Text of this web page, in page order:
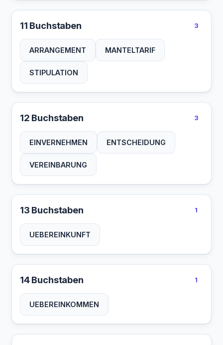
11 Buchstaben 3
ARRANGEMENT MANTELTARIF
STIPULATION
12 Buchstaben 3
EINVERNEHMEN ENTSCHEIDUNG
VEREINBARUNG
13 Buchstaben 1
UEBEREINKUNFT
14 Buchstaben 1
UEBEREINKOMMEN